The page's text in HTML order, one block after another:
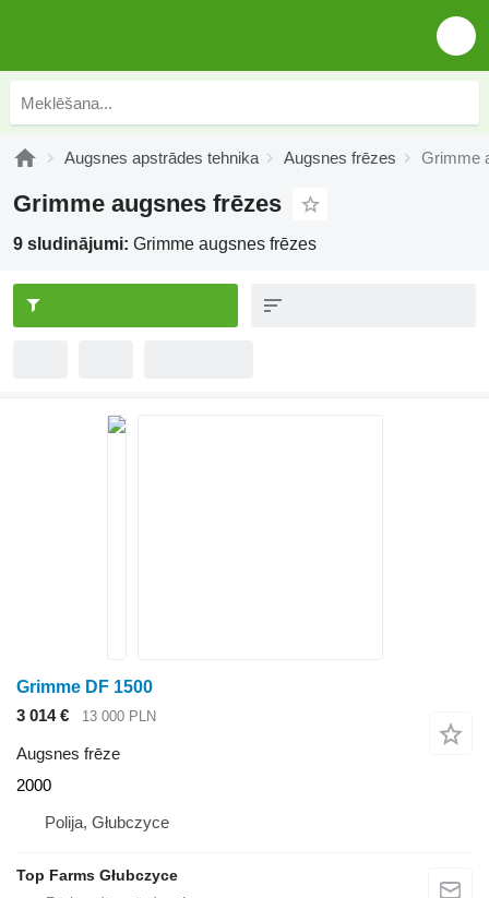
Augsnes apstrādes tehnika Augsnes frēzes Grimme
Grimme augsnes frēzes
9 sludinājumi: Grimme augsnes frēzes
Grimme DF 1500
3 014 €
13 000 PLN
Augsnes frēze
2000
Polija, Głubczyce
Top Farms Głubczyce